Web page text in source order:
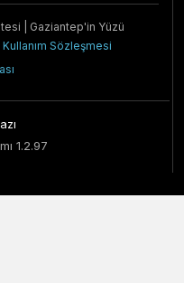
| Gaziantep'in Yüzü
Sözleşmesi
1.2.97